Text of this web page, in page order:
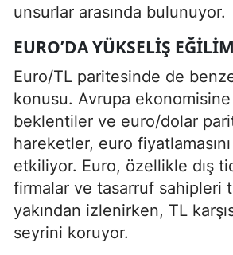
unsurlar arasında bulunuyor.
EURO’DA YÜKSELIŞ
Euro/TL paritesinde de
konusu. Avrupa
beklentiler ve euro/dolar
hareketler, euro
etkiliyor. Euro, özellikle dış
firmalar ve tasarruf sahipleri
yakından izlenirken, TL
seyrini koruyor.